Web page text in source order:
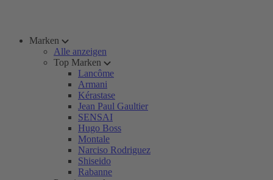
Marken
Alle anzeigen
Top Marken
Lancôme
Armani
Kérastase
Jean Paul Gaultier
SENSAI
Hugo Boss
Montale
Narciso Rodriguez
Shiseido
Rabanne